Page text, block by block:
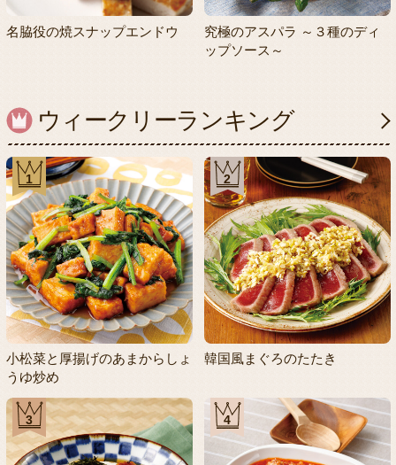
名脇役の焼スナップエンドウ
究極のアスパラ ～３種のディ
ップソース～
ウィークリーランキング
1
小松菜と厚揚げのあまからしょ
うゆ炒め
2
韓国風まぐろのたたき
3 4